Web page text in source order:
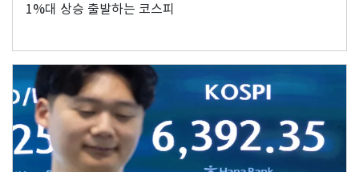
1%대 상승 출발하는 코스피